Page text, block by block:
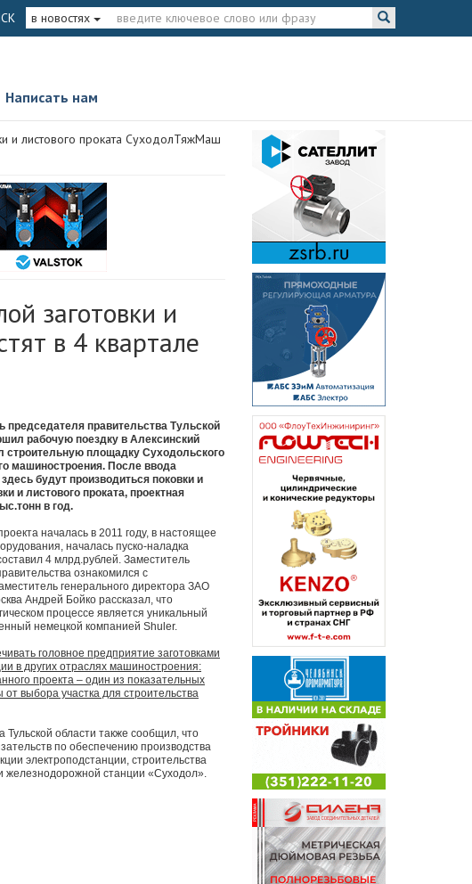
в новостях
Написать нам
и листового проката СуходолТяжМаш
заготовки и
в 4 квартале
председателя правительства Тульской
рабочую поездку в Алексинский
строительную площадку Суходольского
машиностроения. После ввода
будут производиться поковки и
и листового проката, проектная
в год.
началась в 2011 году, в настоящее
началась пуско-наладка
4 млрд.рублей. Заместитель
ознакомился с
генерального директора ЗАО
Андрей Бойко рассказал, что
процессе является уникальный
немецкой компанией Shuler.
головное предприятие заготовками
в других отраслях машиностроения:
проекта – один из показательных
выбора участка для строительства
области также сообщил, что
по обеспечению производства
электроподстанции, строительства
железнодорожной станции «Суходол».